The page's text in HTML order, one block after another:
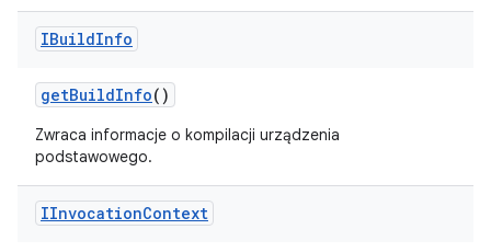
IBuildInfo
getBuildInfo()
Zwraca informacje o kompilacji urządzenia
podstawowego.
IInvocationContext